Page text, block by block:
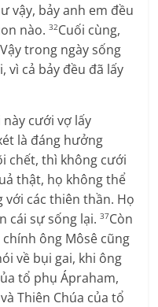
vậy, bảy anh em đều
nào.32Cuối cùng,
Vậy trong ngày sống
vì cả bảy đều đã lấy
này cưới vợ lấy
là đáng hưởng
chết, thì không cưới
thật, họ không thể
với các thiên thần. Họ
cái sự sống lại.37Còn
ông Môsê cũng
về bụi gai, khi ông
tổ phụ Ápraham,
Thiên Chúa của tổ